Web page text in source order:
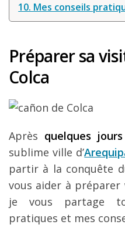
10. Mes conseils
Préparer sa
Colca
Après quelques
sublime ville d’
partir à la conquête
vous aider à
je vous partage
pratiques et mes